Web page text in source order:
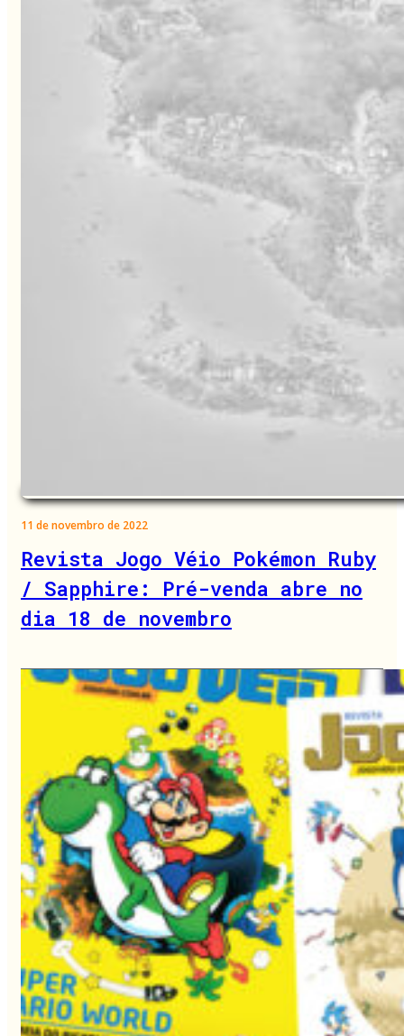
11 de novembro de 2022
Revista Jogo Véio Pokémon Ruby
/ Sapphire: Pré-venda abre no
dia 18 de novembro